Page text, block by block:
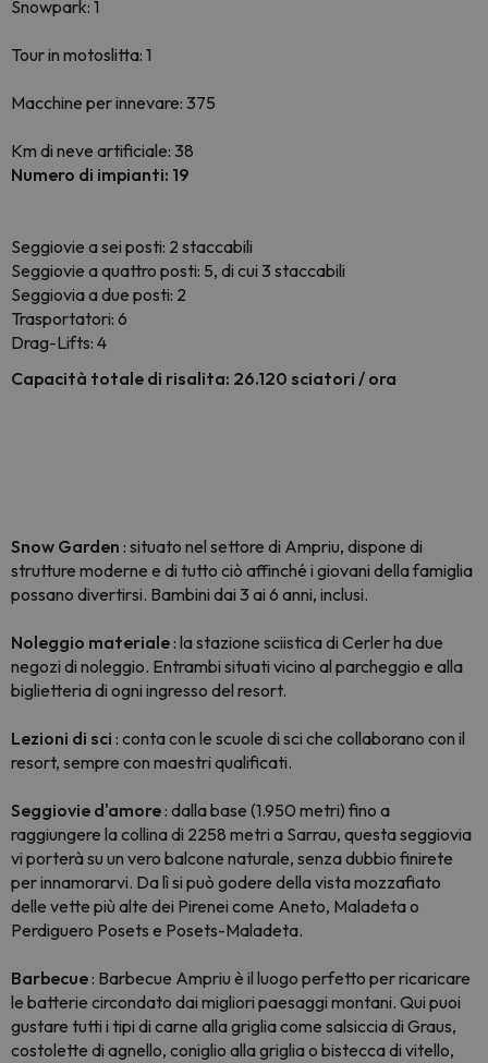
Snowpark: 1
Tour in motoslitta: 1
Macchine per innevare: 375
Km di neve artificiale: 38
Numero di impianti: 19
Seggiovie a sei posti: 2 staccabili
Seggiovie a quattro posti: 5, di cui 3 staccabili
Seggiovia a due posti: 2
Trasportatori: 6
Drag-Lifts: 4
Capacità totale di risalita: 26.120 sciatori / ora
Snow Garden : situato nel settore di Ampriu, dispone di
strutture moderne e di tutto ciò affinché i giovani della famiglia
possano divertirsi. Bambini dai 3 ai 6 anni, inclusi.
Noleggio materiale: la stazione sciistica di Cerler ha due
negozi di noleggio. Entrambi situati vicino al parcheggio e alla
biglietteria di ogni ingresso del resort.
Lezioni di sci : conta con le scuole di sci che collaborano con il
resort, sempre con maestri qualificati.
Seggiovie d'amore: dalla base (1.950 metri) fino a
raggiungere la collina di 2258 metri a Sarrau, questa seggiovia
vi porterà su un vero balcone naturale, senza dubbio finirete
per innamorarvi. Da lì si può godere della vista mozzafiato
delle vette più alte dei Pirenei come Aneto, Maladeta o
Perdiguero Posets e Posets-Maladeta.
Barbecue: Barbecue Ampriu è il luogo perfetto per ricaricare
le batterie circondato dai migliori paesaggi montani. Qui puoi
gustare tutti i tipi di carne alla griglia come salsiccia di Graus,
costolette di agnello, coniglio alla griglia o bistecca di vitello,